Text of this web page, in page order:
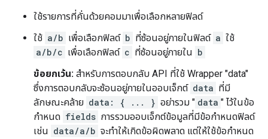
ใช้รายการที่คั่นด้วยคอมมาเพื่อเลือกหลายฟิลด์
ใช้ a/b เพื่อเลือกฟิลด์ b ที่ซ้อนอยู่ภายในฟิลด์ a ใช้
a/b/c เพื่อเลือกฟิลด์ c ที่ซ้อนอยู่ภายใน b
ข้อยกเว้น: สำหรับการตอบกลับ API ที่ใช้ Wrapper "data"
ซึ่งการตอบกลับจะซ้อนอยู่ภายในออบเจ็กต์ data ที่มี
ลักษณะคล้าย data: { ... } อย่ารวม " data " ไว้ในข้อ
กำหนด fields การรวมออบเจ็กต์ข้อมูลที่มีข้อกำหนดฟิลด์
เช่น data/a/b จะทำให้เกิดข้อผิดพลาด แต่ให้ใช้ข้อกำหนด